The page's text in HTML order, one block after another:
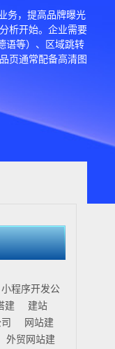
务，提高品牌曝光
析开始。企业需要
语等）、区域跳转
页通常配备高清图
等技术框架或
一是 海外
端适配、内容原
回复等应用集
国际化战略的重
小程序开发公
建
建站
网站建
外贸网站建